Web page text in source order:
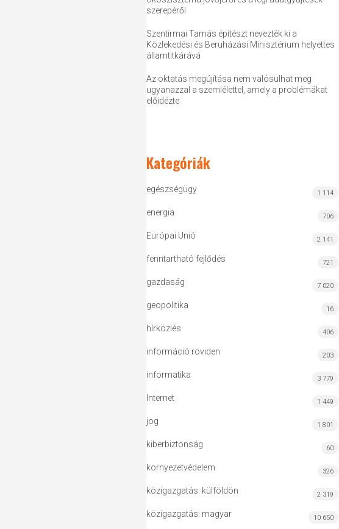
szerepéről
Szentirmai Tamás építészt nevezték ki a
Közlekedési és Beruházási Minisztérium helyettes
államtitkárává
Az oktatás megújítása nem valósulhat meg
ugyanazzal a szemlélettel, amely a problémákat
előidézte
Kategóriák
egészségügy 1 114
energia 706
Európai Unió 2 141
fenntartható fejlődés 721
gazdaság 7 020
geopolitika 16
hírközlés 406
információ röviden 203
informatika 3 779
Internet 1 449
jog 1 801
kiberbiztonság 60
környezetvédelem 326
közigazgatás: külföldön 2 319
közigazgatás: magyar 10 650